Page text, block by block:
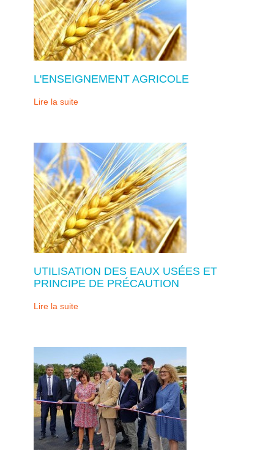
L'ENSEIGNEMENT AGRICOLE
Lire la suite
UTILISATION DES EAUX USÉES ET
PRINCIPE DE PRÉCAUTION
Lire la suite